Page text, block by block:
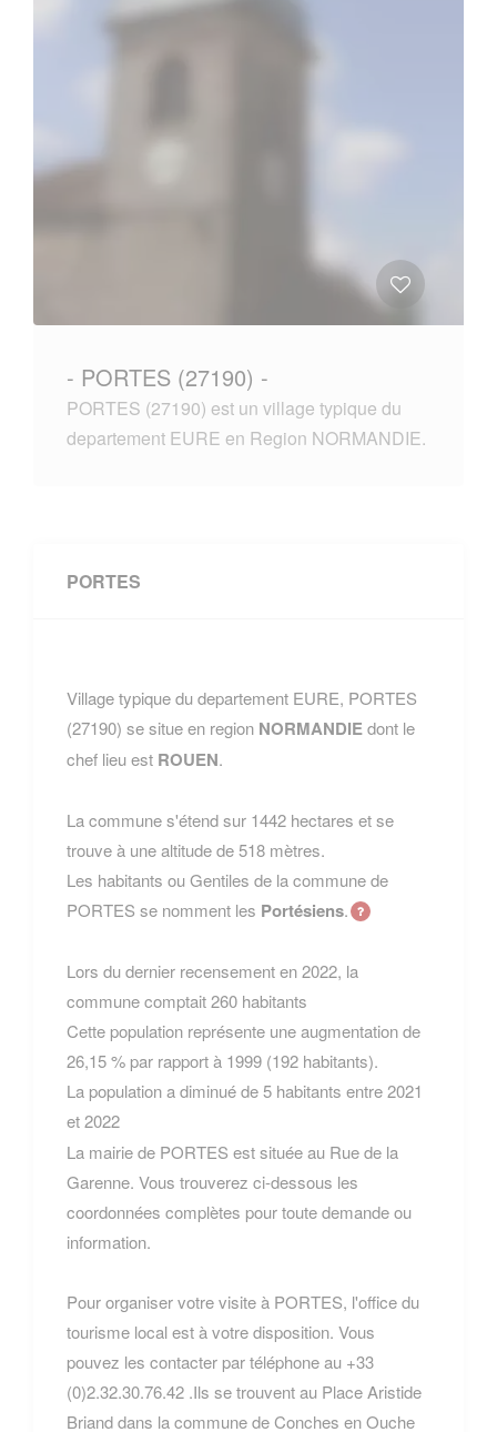
- PORTES (27190) -
PORTES (27190) est un village typique du
departement EURE en Region NORMANDIE.
PORTES
Village typique du departement EURE, PORTES
(27190) se situe en region NORMANDIEdont le
chef lieu est ROUEN.
La commune s'étend sur 1442 hectares et se
trouve à une altitude de 518 mètres.
Les habitants ou Gentiles de la commune de
PORTES se nomment les Portésiens.
Lors du dernier recensement en 2022, la
commune comptait 260 habitants
Cette population représente une augmentation de
26,15 % par rapport à 1999 (192 habitants).
La population a diminué de 5 habitants entre 2021
et 2022
La mairie de PORTES est située au Rue de la
Garenne. Vous trouverez ci-dessous les
coordonnées complètes pour toute demande ou
information.
Pour organiser votre visite à PORTES, l'office du
tourisme local est à votre disposition. Vous
pouvez les contacter par téléphone au +33
(0)2.32.30.76.42 .Ils se trouvent au Place Aristide
Briand dans la commune de Conches en Ouche